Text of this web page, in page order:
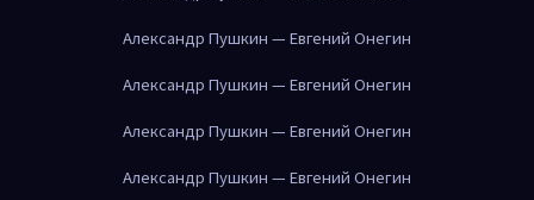
Александр Пушкин — Евгений Онегин
Александр Пушкин — Евгений Онегин
Александр Пушкин — Евгений Онегин
Александр Пушкин — Евгений Онегин